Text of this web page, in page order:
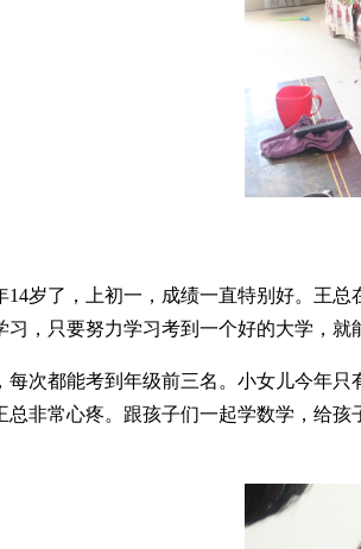
14岁了，上初一，成绩一直特别好。王
习，只要努力学习考到一个好的大学，
每次都能考到年级前三名。小女儿今年
总非常心疼。跟孩子们一起学数学，给